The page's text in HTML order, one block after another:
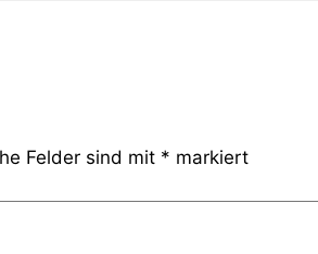
Felder sind mit * markiert